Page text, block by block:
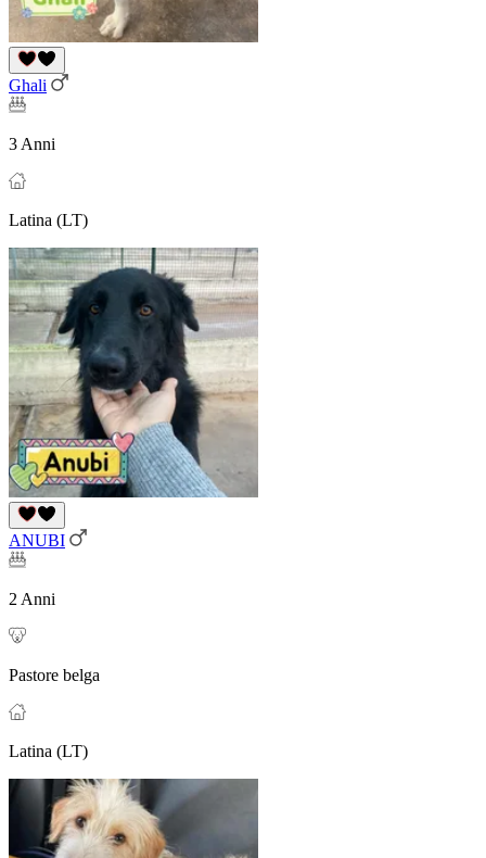
Ghali
3 Anni
Latina (LT)
ANUBI
2 Anni
Pastore belga
Latina (LT)